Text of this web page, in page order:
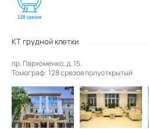
КТ грудной клетки
пр. Пархоменко, д. 15.
Томограф: 128 срезов полуоткрытый